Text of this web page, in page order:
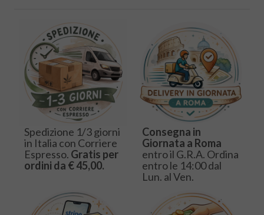
Spedizione 1/3 giorni
in Italia con Corriere
Espresso. Gratis per
ordini da € 45,00.
Consegna in
Giornata a Roma
entro il G.R.A. Ordina
entro le 14:00 dal
Lun. al Ven.